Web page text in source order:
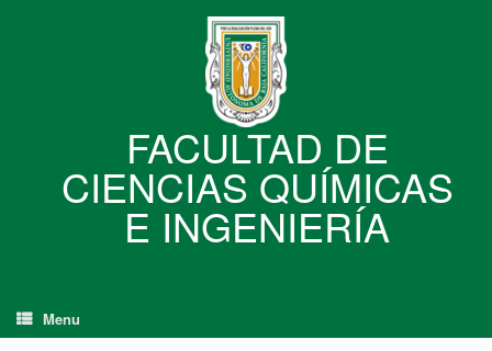
FACULTAD DE
CIENCIAS QUÍMICAS
E INGENIERÍA
Menu